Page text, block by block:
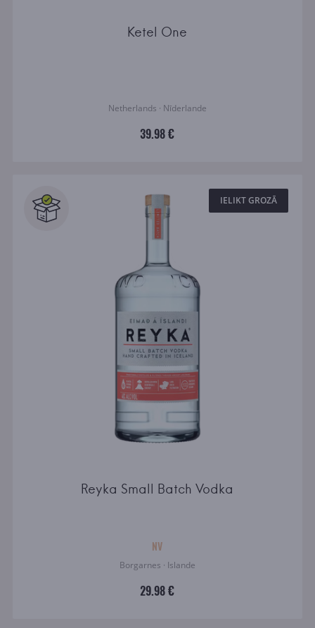
Ketel One
Netherlands · Nīderlande
39.98 €
IELIKT GROZĀ
Reyka Small Batch Vodka
NV
Borgarnes · Islande
29.98 €